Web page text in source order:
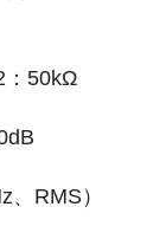
：50kΩ
RMS）